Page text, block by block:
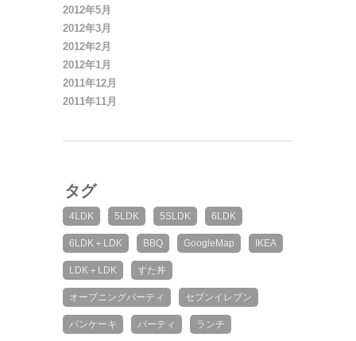
2012年5月
2012年3月
2012年2月
2012年1月
2011年12月
2011年11月
タグ
4LDK 5LDK 5SLDK 6LDK
6LDK＋LDK BBQ GoogleMap IKEA
LDK＋LDK すた丼
オープニングパーティ セブンイレブン
パンケーキ パーティ ランチ